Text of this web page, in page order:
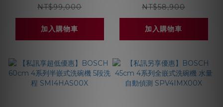
乾 靜音洗程
SMV8ZCX00X
NT$99,000
加入購物車
SMI6HAS00X
NT$58,900
加入購物車